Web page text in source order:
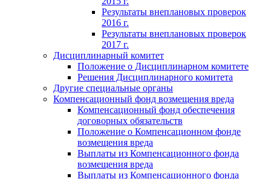
Результаты внеплановых проверок
2016 г.
Результаты внеплановых проверок
2017 г.
Дисциплинарный комитет
Положение о Дисциплинарном комитете
Решения Дисциплинарного комитета
Другие специальные органы
Компенсационный фонд возмещения вреда
Компенсационный фонд обеспечения
договорных обязательств
Положение о Компенсационном фонде
возмещения вреда
Выплаты из Компенсационного фонда
возмещения вреда
Выплаты из Компенсационного фонда